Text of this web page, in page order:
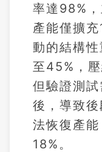
率達98%
產能僅擴
動的結構
至45%，
但驗證測
後，導致
法恢復產
18%。